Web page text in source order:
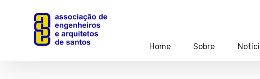
Home Sobre